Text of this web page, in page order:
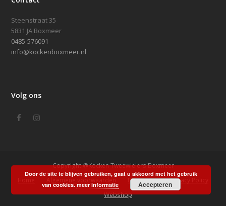
Steenstraat 35
5831 JA Boxmeer
0485-576091
info@kockenboxmeer.nl
Volg ons
FacebookInstagram
Copyright @Kocken Tweewielers Boxmeer
Algemene voorwaarden Disclaimer
Privacy Policy
Webshop
Door de site te blijven gebruiken, gaat u akkoord met het gebruik
van cookies. meer informatie Accepteren